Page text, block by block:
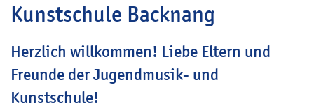
Kunstschule Backnang
Herzlich willkommen! Liebe Eltern und
Freunde der Jugendmusik- und
Kunstschule!